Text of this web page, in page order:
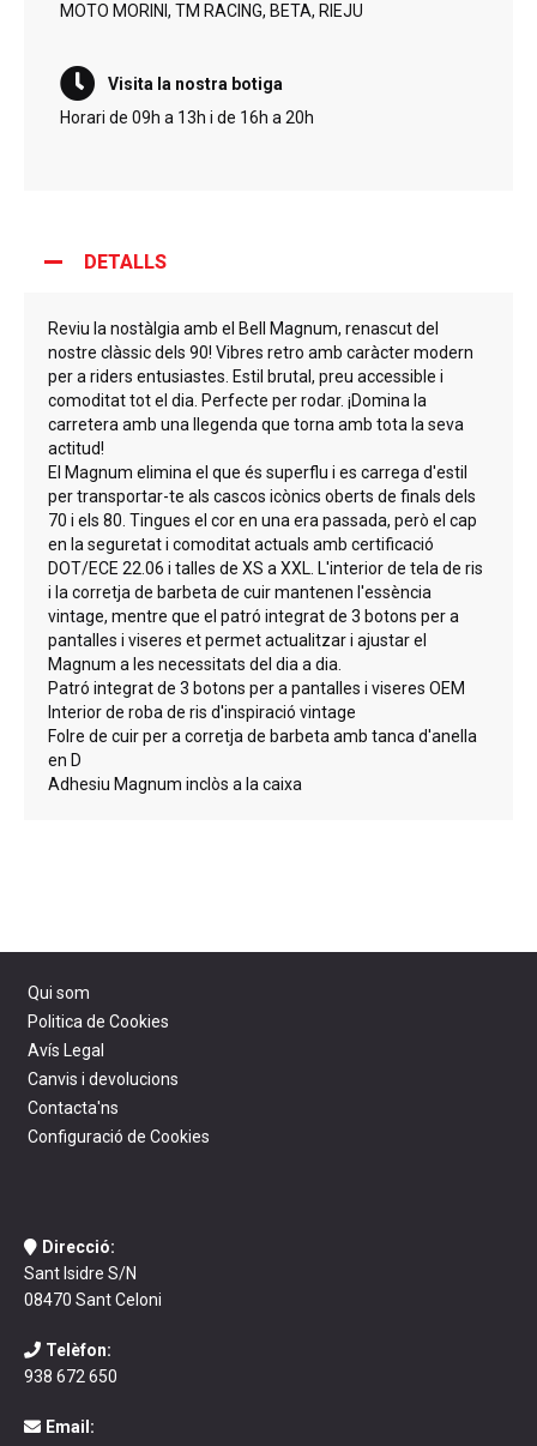
MOTO MORINI, TM RACING, BETA, RIEJU
Visita la nostra botiga
Horari de 09h a 13h i de 16h a 20h
DETALLS
Reviu la nostàlgia amb el Bell Magnum, renascut del
nostre clàssic dels 90! Vibres retro amb caràcter modern
per a riders entusiastes. Estil brutal, preu accessible i
comoditat tot el dia. Perfecte per rodar. ¡Domina la
carretera amb una llegenda que torna amb tota la seva
actitud!
El Magnum elimina el que és superflu i es carrega d'estil
per transportar-te als cascos icònics oberts de finals dels
70 i els 80. Tingues el cor en una era passada, però el cap
en la seguretat i comoditat actuals amb certificació
DOT/ECE 22.06 i talles de XS a XXL. L'interior de tela de ris
i la corretja de barbeta de cuir mantenen l'essència
vintage, mentre que el patró integrat de 3 botons per a
pantalles i viseres et permet actualitzar i ajustar el
Magnum a les necessitats del dia a dia.
Patró integrat de 3 botons per a pantalles i viseres OEM
Interior de roba de ris d'inspiració vintage
Folre de cuir per a corretja de barbeta amb tanca d'anella
en D
Adhesiu Magnum inclòs a la caixa
Qui som
Politica de Cookies
Avís Legal
Canvis i devolucions
Contacta'ns
Configuració de Cookies
Direcció:
Sant Isidre S/N
08470 Sant Celoni
Telèfon:
938 672 650
Email: